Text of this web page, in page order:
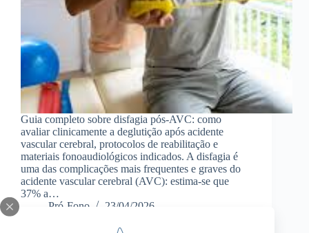
Guia completo sobre disfagia pós-AVC: como
avaliar clinicamente a deglutição após acidente
vascular cerebral, protocolos de reabilitação e
materiais fonoaudiológicos indicados. A disfagia é
uma das complicações mais frequentes e graves do
acidente vascular cerebral (AVC): estima-se que
37% a…
Pró-Fono
23/04/2026